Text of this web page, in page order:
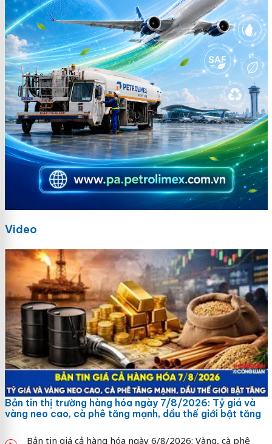
Video
Bản tin thị trường hàng hóa ngày 7/8/2026: Tỷ giá và
vàng neo cao, cà phê tăng mạnh, dầu thế giới bật tăng
Bản tin giá cả hàng hóa ngày 6/8/2026: Vàng, cà phê